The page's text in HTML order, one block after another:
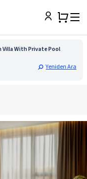
With Private Pool
Yeniden Ara